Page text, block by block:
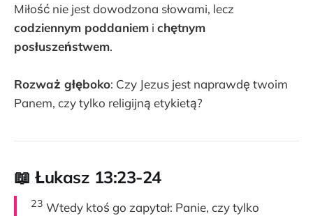
Miłość nie jest dowodzona słowami, lecz
codziennym poddaniem i chętnym
posłuszeństwem.
Rozważ głęboko: Czy Jezus jest naprawdę twoim
Panem, czy tylko religijną etykietą?
📖 Łukasz 13:23-24
23 Wtedy ktoś go zapytał: Panie, czy tylko